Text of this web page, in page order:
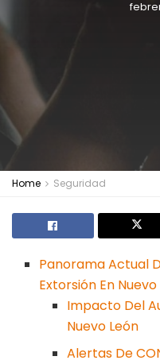
Home Seguridad
Panorama Actual
Extorsión En
Impacto Del
Nuevo León
Alertas De